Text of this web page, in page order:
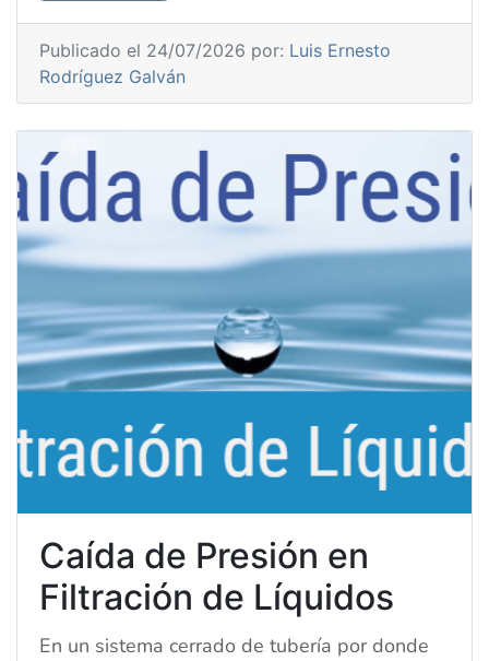
Publicado el 24/07/2026 por: Luis Ernesto
Rodríguez Galván
Caída de Presión en
Filtración de Líquidos
En un sistema cerrado de tubería por donde